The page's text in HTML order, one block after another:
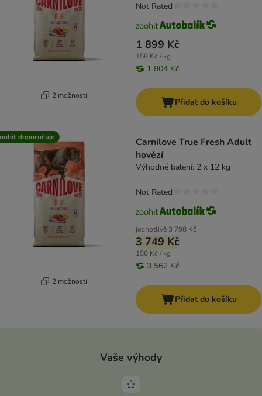
2 možností
1 899 Kč
158 Kč / kg
1 804 Kč
Not Rated
Přidat do košíku
doporučuje
2 možností
Carnilove True Fresh Adult
hovězí
Výhodné balení: 2 x 12 kg
jednotlivě 3 798 Kč
3 749 Kč
156 Kč / kg
3 562 Kč
Not Rated
Přidat do košíku
Vaše výhody